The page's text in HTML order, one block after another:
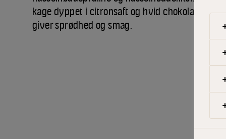
kage dyppet i citronsaft og hvid chokolade.
giver sprødhed og smag.